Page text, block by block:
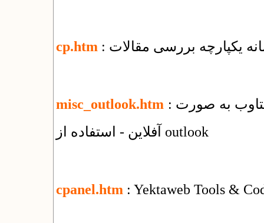
cp.htm یکپارچه بررسی مقالات
misc_outlook.htm : راهنمای استفاده از سرویس ایمیل شرکت یکتاوب به صورت
آفلاین - استفاده از outlook
cpanel.htm : Yektaweb Tools &